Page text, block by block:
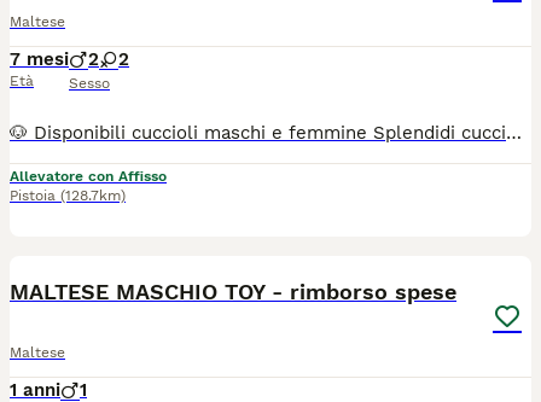
Maltese
7 mesi
Età
2 2
Sesso
🐶 Disponibili cuccioli maschi e femmine Splendidi cuccioli pronti per essere accolti nella loro nuova famiglia 💕 Tutti i cuccioli nascono esclusivamente presso il nostro allevamento riconosciuto ENCI e FCI, con possibilità di vedere entrambi i genitori. 👉 Affidamento dopo i 3 mesi di età, completi di: ✔️ Pedigree ENCI e documentazione sanitaria completa ✔️ Microchip con iscrizione all’Anagrafe Canina ✔️ Ciclo vaccinale completo ✔️ Sverminazione ✔️ Libretto sanitario ✔️ Abituati all’uso della traversina assorbente ✔️ Alimentazione a base di crocchette secche 📏 Peso da adulti: circa 2,6 – 3,5 kg 📍 Vieni a conoscerci: Allevamento della Famiglia Contarini Solarolo – Emilia Romagna 📞 Contattaci per informazioni, prezzi e per fissare una visita Visite tutti i giorni previo appuntamento 📱3386303108 (Se il numero non è visibile, clicca in alto a destra su “Mostra numero”) 🌐 www.canimaltesi.it 📸 Instagram: @allevamentofamigliacontarini
Allevatore con Affisso
Pistoia (128.7km)
MALTESE MASCHIO TOY - rimborso spese
Maltese
1 anni 1